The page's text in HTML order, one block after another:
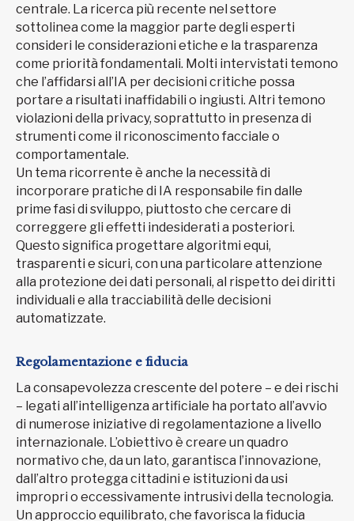
centrale. La ricerca più recente nel settore
sottolinea come la maggior parte degli esperti
consideri le considerazioni etiche e la trasparenza
come priorità fondamentali. Molti intervistati temono
che l’affidarsi all’IA per decisioni critiche possa
portare a risultati inaffidabili o ingiusti. Altri temono
violazioni della privacy, soprattutto in presenza di
strumenti come il riconoscimento facciale o
comportamentale.
Un tema ricorrente è anche la necessità di
incorporare pratiche di IA responsabile fin dalle
prime fasi di sviluppo, piuttosto che cercare di
correggere gli effetti indesiderati a posteriori.
Questo significa progettare algoritmi equi,
trasparenti e sicuri, con una particolare attenzione
alla protezione dei dati personali, al rispetto dei diritti
individuali e alla tracciabilità delle decisioni
automatizzate.
Regolamentazione e fiducia
La consapevolezza crescente del potere – e dei rischi
– legati all’intelligenza artificiale ha portato all’avvio
di numerose iniziative di regolamentazione a livello
internazionale. L’obiettivo è creare un quadro
normativo che, da un lato, garantisca l’innovazione,
dall’altro protegga cittadini e istituzioni da usi
impropri o eccessivamente intrusivi della tecnologia.
Un approccio equilibrato, che favorisca la fiducia